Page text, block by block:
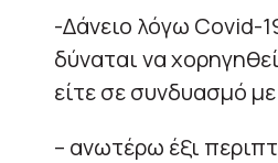
-Δάνειο λόγω Covid-
δύναται να
είτε σε συνδυασμό με
– ανωτέρω έξι